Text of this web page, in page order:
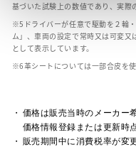
基づいた試験上の数値であり、実際
ドライバーが任意で駆動を２輪
ム」、車両の設定で常時又は可変又
として表示しています。
革シートについては一部合皮を
価格は販売当時のメーカー
価格情報登録または更新時
販売期間中に消費税率が変